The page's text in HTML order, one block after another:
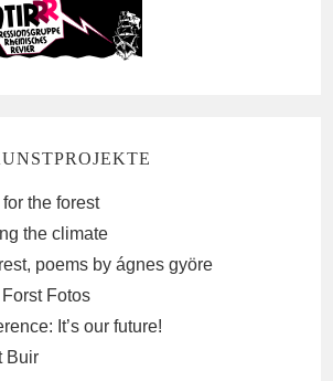
the forest
the climate
poems by ágnes györe
Fotos
It’s our future!
Buir